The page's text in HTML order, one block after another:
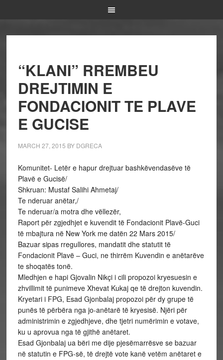
“KLANI” RREMBEU
DREJTIMIN E
FONDACIONIT TE PLAVE
E GUCISE
MARCH 27, 2015 BY DGRECA
Komunitet- Letër e hapur drejtuar bashkëvendasëve të
Plavë e Gucisë/
Shkruan: Mustaf Salihi Ahmetaj/
Te nderuar anëtar,/
Te nderuar/a motra dhe vëllezër,
Raport për zgjedhjet e kuvendit të Fondacionit Plavë-Guci
të mbajtura në New York me datën 22 Mars 2015/
Bazuar sipas rregullores, mandatit dhe statutit të
Fondacionit Plavë – Guci, ne thirrëm Kuvendin e anëtarëve
te shoqatës tonë.
Mledhjen e hapi Gjovalin Nikçi i cili propozoi kryesuesin e
zhvillimit të punimeve Xhevat Kukaj qe të drejton kuvendin.
Kryetari i FPG, Esad Gjonbalaj propozoi për dy grupe të
punës të përbëra nga jo-anëtarë të kryesisë. Njëri për
administrimin e zgjedhjeve, dhe tjetri numërimin e votave,
ku u aprovua nga të gjithë anëtaret.
Esad Gjonbalaj ua bëri me dije pjesëmarrësve se bazuar
në statutin e FPG-së, të drejtë vote kanë vetëm anëtaret e